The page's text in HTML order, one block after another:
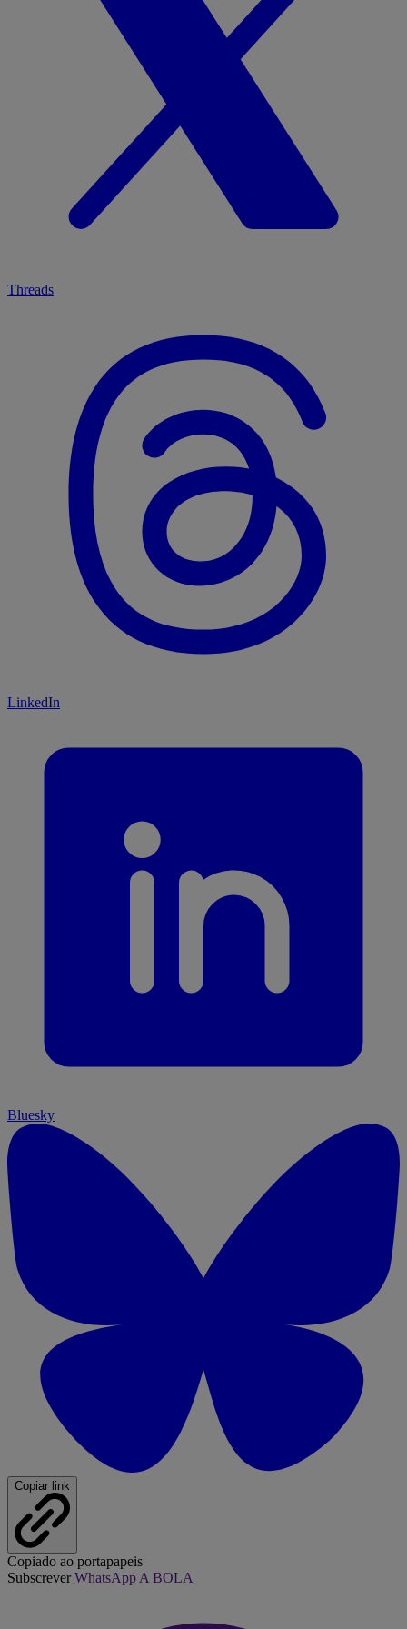
Threads
LinkedIn
Bluesky
Copiar link
Copiado ao portapapeis
SubscreverWhatsApp A BOLA